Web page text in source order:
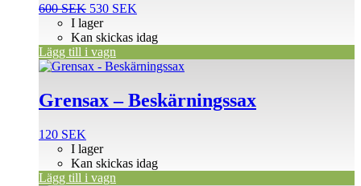
600SEK Det
ursprungliga
priset
var:
600 SEK.
530 SEK
priset
530 SEK.
I lager
Kan skickas idag
Lägg till i vagn
Grensax – Beskärningssax
120 SEK
I lager
Kan skickas idag
Lägg till i vagn